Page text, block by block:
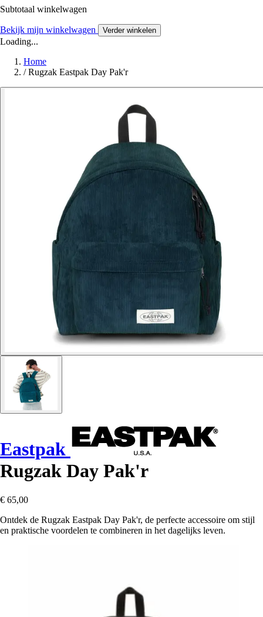
Subtotaal winkelwagen
Bekijk mijn winkelwagen Verder winkelen
Loading...
Home
/ Rugzak Eastpak Day Pak'r
Eastpak
Rugzak Day Pak'r
€ 65,00
Ontdek de Rugzak Eastpak Day Pak'r, de perfecte accessoire om stijl
en praktische voordelen te combineren in het dagelijks leven.